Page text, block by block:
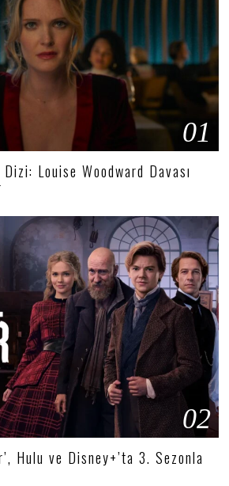
01
Louise Woodward Davası
02
Hulu ve Disney+’ta 3. Sezonla